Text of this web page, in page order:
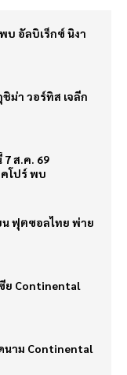
บ อัลบิเร็กซ์ นิงา
ม่า วอร์ทิส เจลีก
ส.ค. 69
โปร์ พบ
ฟุตซอลไทย พ่าย
ย Continental
นาม Continental